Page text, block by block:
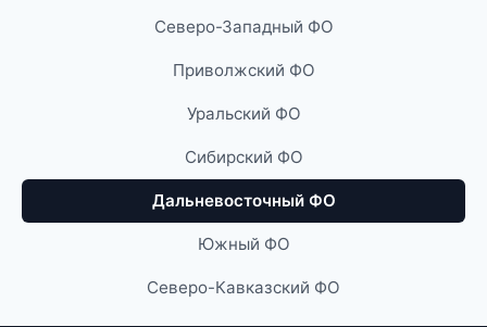
Северо-Западный ФО
Приволжский ФО
Уральский ФО
Сибирский ФО
Дальневосточный ФО
Южный ФО
Северо-Кавказский ФО